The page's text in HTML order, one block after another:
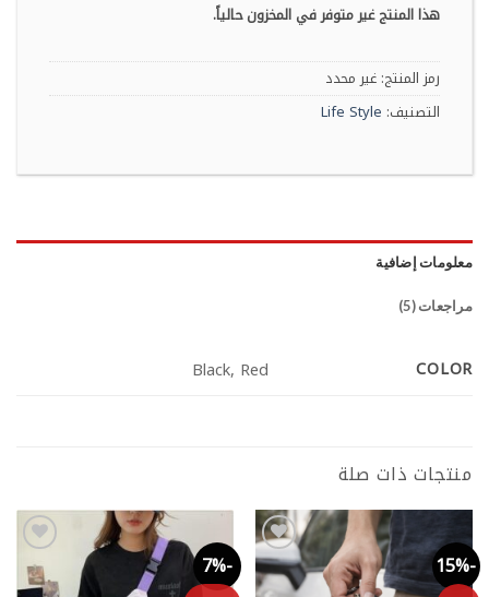
هذا المنتج غير متوفر في المخزون حالياً.
رمز المنتج:غير محدد
التصنيف:Life Style
معلومات إضافية
مراجعات (5)
COLOR
Black, Red
منتجات ذات صلة
Add to
wishlist
-7%
Add to
wishlist